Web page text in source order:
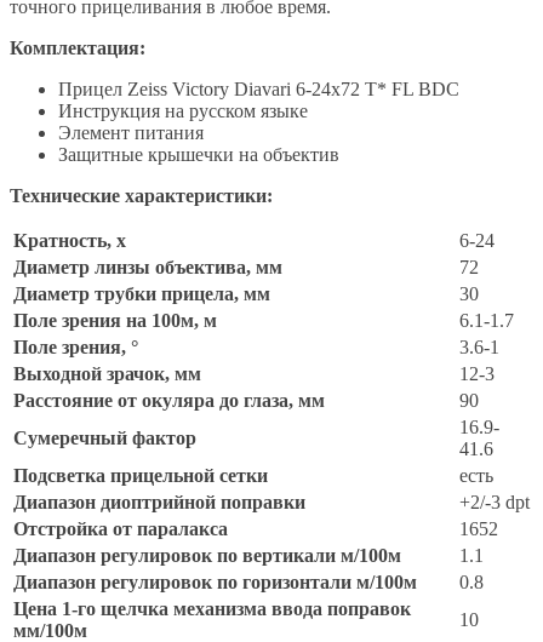
точного прицеливания в любое время.
Комплектация:
Прицел Zeiss Victory Diavari 6-24x72 T* FL BDC
Инструкция на русском языке
Элемент питания
Защитные крышечки на объектив
Технические характеристики:
Кратность, x
6-24
Диаметр линзы объектива, мм
72
Диаметр трубки прицела, мм
30
Поле зрения на 100м, м
6.1-1.7
Поле зрения, °
3.6-1
Выходной зрачок, мм
12-3
Расстояние от окуляра до глаза, мм
90
Сумеречный фактор
16.9-
41.6
Подсветка прицельной сетки
есть
Диапазон диоптрийной поправки
+2/-3 dpt
Отстройка от паралакса
1652
Диапазон регулировок по вертикали м/100м
1.1
Диапазон регулировок по горизонтали м/100м
0.8
Цена 1-го щелчка механизма ввода поправок
мм/100м
10